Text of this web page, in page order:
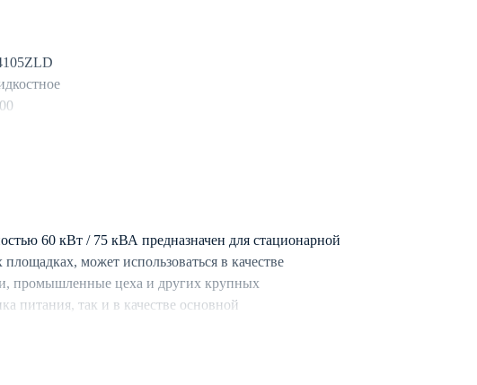
60 кВт / 75 кВА предназначен для стационарной
может использоваться в качестве
промышленные цеха и других крупных
питания, так и в качестве основной
с аналогичными ДЭС.